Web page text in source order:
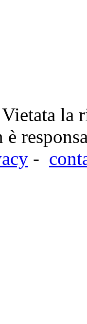
la
-